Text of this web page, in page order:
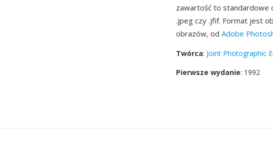
zawartość to standardowe
.jpeg czy .jfif. Format jest
obrazów, od Adobe
Twórca: Joint Photographic
Pierwsze wydanie: 1992